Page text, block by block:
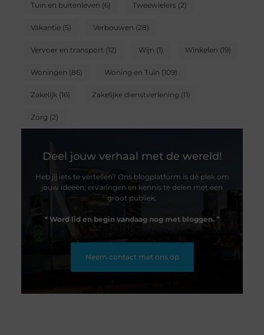
Tuin en buitenleven (6) Tweewielers(2)
Vakantie(5) Verbouwen (28)
Vervoer en transport (12) Wijn (1) Winkelen (19)
Woningen (86) Woning en Tuin (109)
Zakelijk(16) Zakelijke dienstverlening (11)
Zorg (2)
Deel jouw verhaal met de wereld!
Heb jij iets te vertellen? Ons blogplatform is dé plek om
jouw ideeën, ervaringen en kennis te delen met een
groot publiek.
❝ Word lid en begin vandaag nog met bloggen. ❞
Neem contact met ons op